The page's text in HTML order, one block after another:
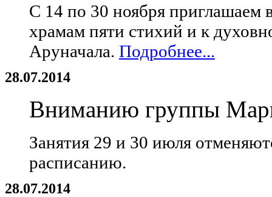
С 14 по 30 ноября приглашаем
храмам пяти стихий и к
Аруначала. Подробнее...
28.07.2014
Вниманию группы
Занятия 29 и 30 июля
расписанию.
28.07.2014